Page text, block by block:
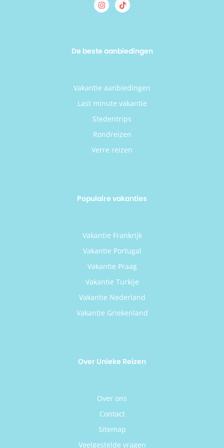
De beste aanbiedingen
Vakantie aanbiedingen
Last minute vakantie
Stedentrips
Rondreizen
Verre reizen
Populaire vakanties
Vakantie Frankrijk
Vakantie Portugal
Vakantie Praag
Vakantie Turkije
Vakantie Nederland
Vakantie Griekenland
Over Unieke Reizen
Over ons
Contact
Sitemap
Veelgestelde vragen